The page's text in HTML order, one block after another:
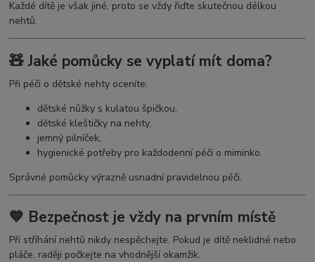
Každé dítě je však jiné, proto se vždy řiďte skutečnou délkou
nehtů.
🧸 Jaké pomůcky se vyplatí mít doma?
Při péči o dětské nehty oceníte:
dětské nůžky s kulatou špičkou,
dětské kleštičky na nehty,
jemný pilníček,
hygienické potřeby pro každodenní péči o miminko.
Správné pomůcky výrazně usnadní pravidelnou péči.
💙 Bezpečnost je vždy na prvním místě
Při stříhání nehtů nikdy nespěchejte. Pokud je dítě neklidné nebo
pláče, raději počkejte na vhodnější okamžik.